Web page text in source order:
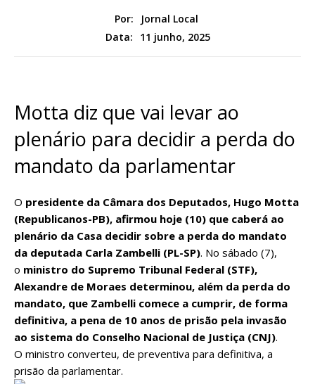
Por:
Jornal Local
Data:
11 junho, 2025
Motta diz que vai levar ao
plenário para decidir a perda do
mandato da parlamentar
O presidente da Câmara dos Deputados, Hugo Motta
(Republicanos-PB), afirmou hoje (10) que caberá ao
plenário da Casa decidir sobre a perda do mandato
da deputada Carla Zambelli (PL-SP). No sábado (7),
o ministro do Supremo Tribunal Federal (STF),
Alexandre de Moraes determinou, além da perda do
mandato, que Zambelli comece a cumprir, de forma
definitiva, a pena de 10 anos de prisão pela invasão
ao sistema do Conselho Nacional de Justiça (CNJ).
O ministro converteu, de preventiva para definitiva, a
prisão da parlamentar.